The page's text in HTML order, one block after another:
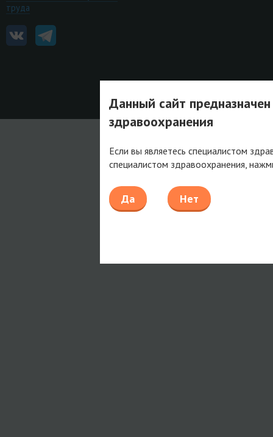
труда
Данный сайт
здравоохранения
Если вы являетесь специалистом
специалистом здравоохранения,
Да Нет